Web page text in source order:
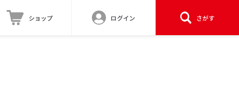
ショップ ログイン さがす